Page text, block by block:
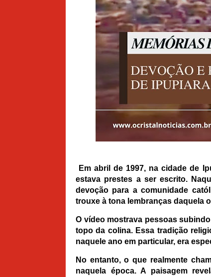
Em abril de 1997, na cidade de
estava prestes a ser escrito.
devoção para a comunidade
trouxe à tona lembranças daquela
O vídeo mostrava pessoas
topo da colina. Essa tradição
naquele ano em particular, era
No entanto, o que realmente
naquela época. A paisagem